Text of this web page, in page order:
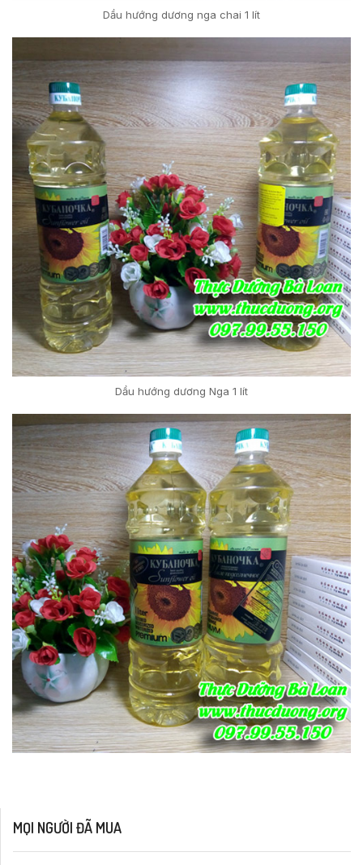
Dầu hướng dương nga chai 1 lít
Dầu hướng dương Nga 1 lít
MỌI NGƯỜI ĐÃ MUA